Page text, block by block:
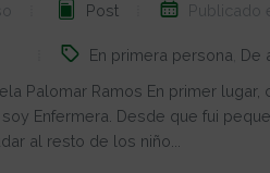
Post Publicado
En primera persona De
Palomar Ramos En primer
Enfermera. Desde que fui
al resto de los niño...